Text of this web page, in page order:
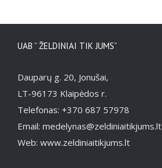
UAB ” ŽELDINIAI TIK JUMS”
Dauparų g. 20, Jonušai,
LT-96173 Klaipėdos r.
Telefonas: +370 687 57978
Email: medelynas@zeldiniaitikjums.lt
Web: www.zeldiniaitikjums.lt